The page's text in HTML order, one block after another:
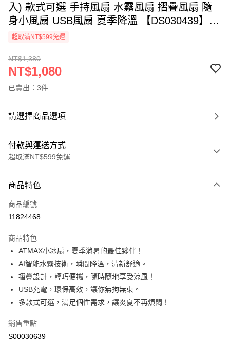
入) 款式可選 手持風扇 水霧風扇 摺疊風扇 隨
身小風扇 USB風扇 夏季降溫 【DS030439】空
運禁送
超取滿NT$599免運
NT$1,380
NT$1,080
已賣出：3件
請選擇商品選項
付款與運送方式
超取滿NT$599免運
信用卡一次付款
超商取貨付款
Apple Pay
街口支付
全盈+PAY
ATM付款
商品特色
商品編號
11824468
商品特色
ATMAX小冰扇，夏季消暑的最佳夥伴！
AI智能水霧技術，瞬間降溫，清新舒適。
摺疊設計，輕巧便攜，隨時隨地享受涼風！
USB充電，環保高效，讓你無拘無束。
多款式可選，滿足個性需求，讓炎夏不再煩悶！
銷售重點
S00030639